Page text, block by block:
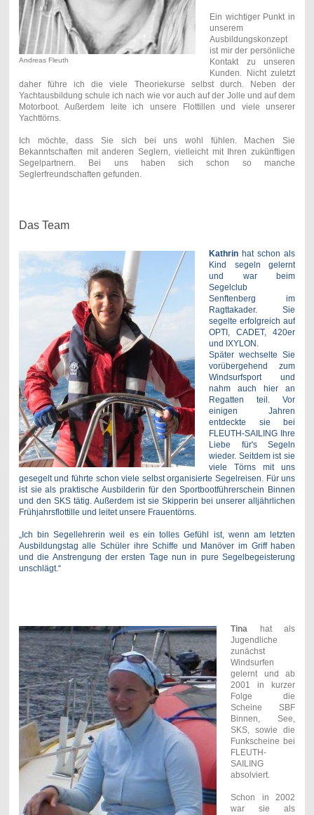
Andreas Fleuth
Ein wichtiger Punkt in
unserem
Ausbildungskonzept
ist mir der persönliche
Kontakt zu unseren
Kunden. Nicht zuletzt
daher führe ich die viele Theoriekurse selbst durch. Neben der
Yachtausbildung schule ich nach wie vor auch auf der Jolle und auf dem
Motorboot. Außerdem leite ich unsere Flottillen und viele unserer
Yachttörns.
Ich möchte, dass Sie sich bei uns wohl fühlen. Machen Sie
Bekanntschaften mit anderen Seglern, vielleicht mit Ihren zukünftigen
Segelpartnern. Bei uns haben sich schon so manche
Seglerfreundschaften gefunden.
Das Team
Kathrinhat schon als
Kind segeln gelernt
und war beim
Segelclub
Senftenberg im
Ragttakader. Sie
segelte erfolgreich auf
OPTI, CADET, 420er
und IXYLON.
Später wechselte Sie
vorübergehend zum
Windsurfsport und
nahm auch hier an
Regatten teil. Vor
einigen Jahren
entdeckte sie bei
FLEUTH-SAILING Ihre
Liebe für's Segeln
wieder. Seitdem ist sie
viele Törns mit uns
gesegelt und führte schon viele selbst organisierte Segelreisen. Für uns
ist sie alspraktische Ausbilderin für den Sportbootführerschein Binnen
und den SKS tätig. Außerdem ist sie Skipperin bei unserer alljährlichen
Frühjahrsflottille und leitet unsere Frauentörns.
„Ich bin Segellehrerin weil es ein tolles Gefühl ist, wenn am letzten
Ausbildungstag alle Schüler ihre Schiffe und Manöver im Griff haben
und die Anstrengung der ersten Tage nun in pure Segelbegeisterung
unschlägt.“
Tina hat als
Jugendliche
zunächst
Windsurfen
gelernt und ab
2001 in kurzer
Folge die
Scheine SBF
Binnen, See,
SKS, sowie die
Funkscheine bei
FLEUTH-
SAILING
absolviert.
Schon in 2002
war sie als